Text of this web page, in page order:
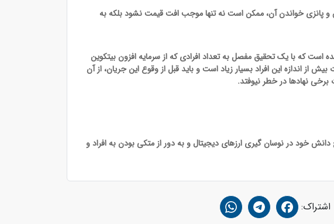
پانزی خواندن آن، ممکن است نه تنها موجب افت قیمت نشود بلکه به
که با یک تحقیق مفصل به تعداد افرادی که از سرمایه افزون بیتکوین
اندازه این افراد بسیار زیاد است و باید قبل از وقوع این جریان، از آن
نهادها در خطر نیوفتد.
خود در نوسان گیری ارزهای دیجیتال و به دور از متکی بودن به افراد و
اشتراک: